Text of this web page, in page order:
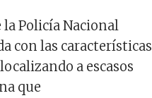
Policía Nacional
con las características
a escasos
que